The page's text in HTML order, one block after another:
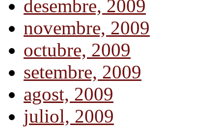
desembre, 2009
novembre, 2009
octubre, 2009
setembre, 2009
agost, 2009
juliol, 2009